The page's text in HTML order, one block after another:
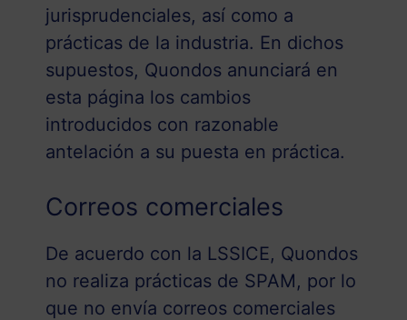
jurisprudenciales, así como a
prácticas de la industria. En dichos
supuestos, Quondos anunciará en
esta página los cambios
introducidos con razonable
antelación a su puesta en práctica.
Correos comerciales
De acuerdo con la LSSICE, Quondos
no realiza prácticas de SPAM, por lo
que no envía correos comerciales